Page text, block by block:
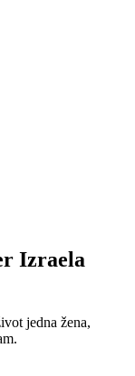
Izraela
jedna žena,